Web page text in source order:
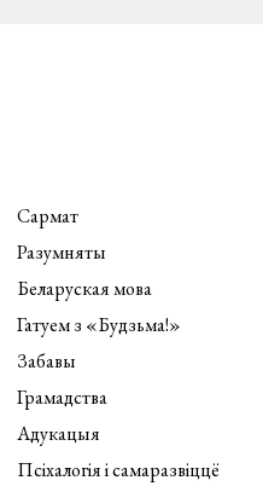
Сармат
Разумняты
Беларуская мова
Гатуем з «Будзьма!»
Забавы
Грамадства
Адукацыя
Псіхалогія і самаразвіццё